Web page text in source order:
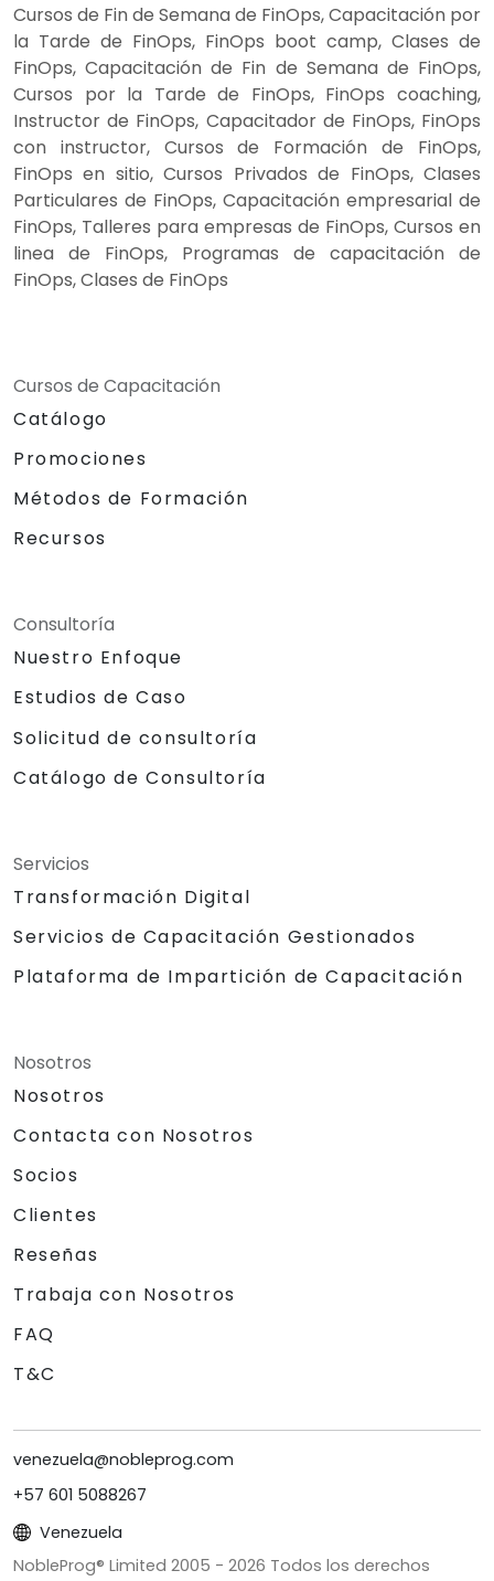
Cursos de Fin de Semana de FinOps, Capacitación por
la Tarde de FinOps, FinOps boot camp, Clases de
FinOps, Capacitación de Fin de Semana de FinOps,
Cursos por la Tarde de FinOps, FinOps coaching,
Instructor de FinOps, Capacitador de FinOps, FinOps
con instructor, Cursos de Formación de FinOps,
FinOps en sitio, Cursos Privados de FinOps, Clases
Particulares de FinOps, Capacitación empresarial de
FinOps, Talleres para empresas de FinOps, Cursos en
linea de FinOps, Programas de capacitación de
FinOps, Clases de FinOps
Cursos de Capacitación
Catálogo
Promociones
Métodos de Formación
Recursos
Consultoría
Nuestro Enfoque
Estudios de Caso
Solicitud de consultoría
Catálogo de Consultoría
Servicios
Transformación Digital
Servicios de Capacitación Gestionados
Plataforma de Impartición de Capacitación
Nosotros
Nosotros
Contacta con Nosotros
Socios
Clientes
Reseñas
Trabaja con Nosotros
FAQ
T&C
venezuela@nobleprog.com
+57 601 5088267
Venezuela
NobleProg® Limited 2005 - 2026 Todos los derechos